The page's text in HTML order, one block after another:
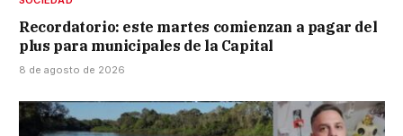
Recordatorio: este martes comienzan a pagar del
plus para municipales de la Capital
8 de agosto de 2026